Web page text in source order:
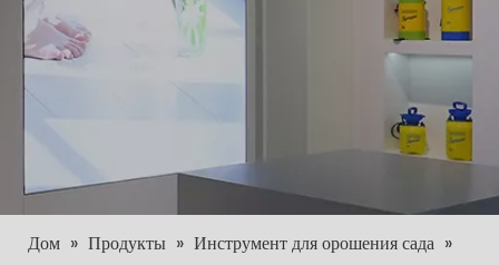
Дом » Продукты » Инструмент для орошения сада »